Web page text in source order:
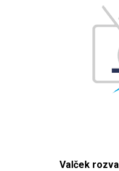
Valček